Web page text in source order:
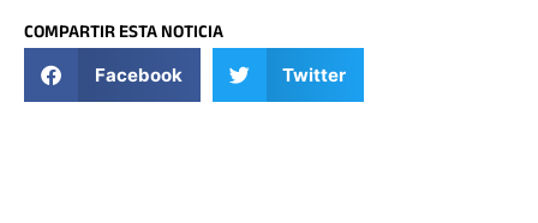
COMPARTIR ESTA NOTICIA
Facebook Twitter